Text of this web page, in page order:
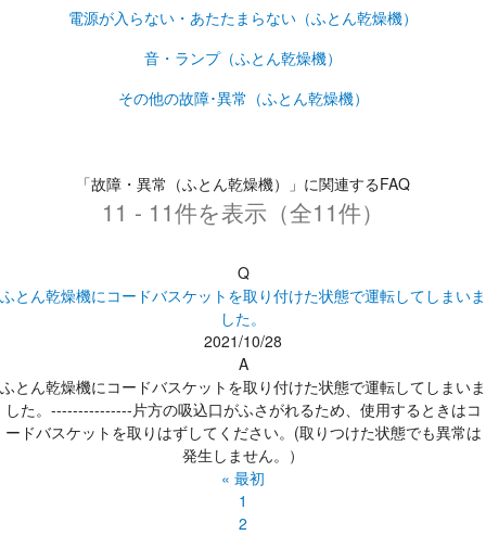
電源が入らない・あたたまらない（ふとん乾燥機）
音・ランプ（ふとん乾燥機）
その他の故障･異常（ふとん乾燥機）
「故障・異常（ふとん乾燥機）」に関連するFAQ
11 - 11件を表示（全11件）
Q
ふとん乾燥機にコードバスケットを取り付けた状態で運転してしまいま
した。
2021/10/28
A
ふとん乾燥機にコードバスケットを取り付けた状態で運転してしまいま
した。---------------片方の吸込口がふさがれるため、使用するときはコ
ードバスケットを取りはずしてください。(取りつけた状態でも異常は
発生しません。）
« 最初
1
2